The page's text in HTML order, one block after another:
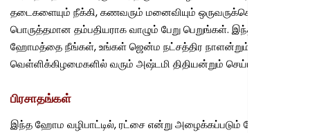
தடைகளையும் நீக்கி, கணவரும் மனைவியும் ஒருவருக்கொருவர்
பொருத்தமான தம்பதியராக வாழும் பேறு பெறுங்கள். இந்த
ஹோமத்தை நீங்கள், உங்கள் ஜென்ம நட்சத்திர நாளன்றும்,
வெள்ளிக்கிழமைகளில் வரும் அஷ்டமி திதியன்றும் செய்யலாம்.
பிரசாதங்கள்
இந்த ஹோம வழிபாட்டில், ரட்சை என்று அழைக்கப்படும் ஹோம